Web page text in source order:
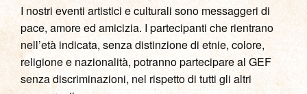
I nostri eventi artistici e culturali sono messaggeri di
pace, amore ed amicizia. I partecipanti che rientrano
nell’età indicata, senza distinzione di etnie, colore,
religione e nazionalità, potranno partecipare al GEF
senza discriminazioni, nel rispetto di tutti gli altri